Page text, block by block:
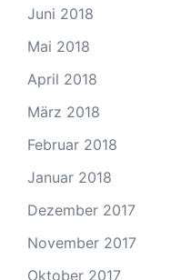
Juni 2018
Mai 2018
April 2018
März 2018
Februar 2018
Januar 2018
Dezember 2017
November 2017
Oktober 2017